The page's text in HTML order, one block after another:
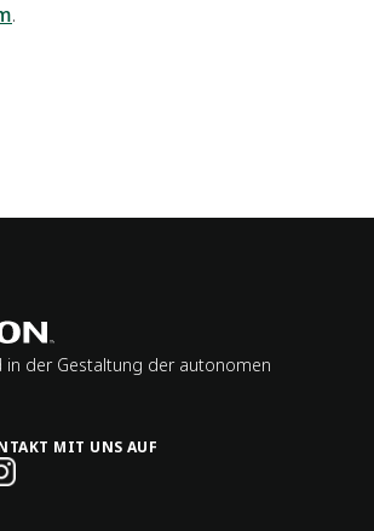
.
in der Gestaltung der autonomen
MIT UNS AUF